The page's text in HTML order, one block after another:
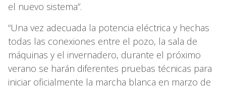
el nuevo sistema”.
“Una vez adecuada la potencia eléctrica y hechas
todas las conexiones entre el pozo, la sala de
máquinas y el invernadero, durante el próximo
verano se harán diferentes pruebas técnicas para
iniciar oficialmente la marcha blanca en marzo de